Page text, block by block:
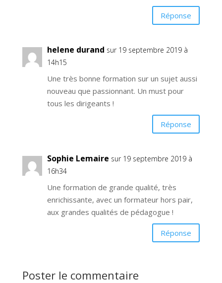
Réponse
helene durand sur 19 septembre 2019 à
14h15
Une très bonne formation sur un sujet aussi
nouveau que passionnant. Un must pour
tous les dirigeants !
Réponse
Sophie Lemaire sur 19 septembre 2019 à
16h34
Une formation de grande qualité, très
enrichissante, avec un formateur hors pair,
aux grandes qualités de pédagogue !
Réponse
Poster le commentaire